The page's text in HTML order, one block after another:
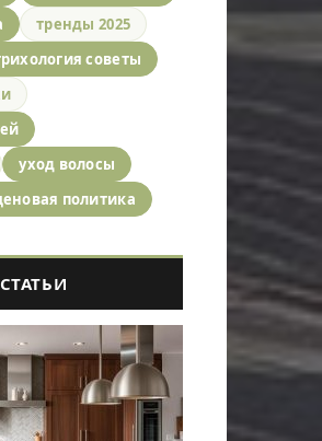
тренды 2025
советы
уход волосы
политика